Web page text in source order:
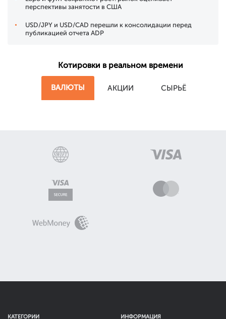
перспективы занятости в США
USD/JPY и USD/CAD перешли к консолидации перед
публикацией отчета ADP
Котировки в реальном времени
ВАЛЮТЫ АКЦИИ СЫРЬЁ
КАТЕГОРИИ ИНФОРМАЦИЯ